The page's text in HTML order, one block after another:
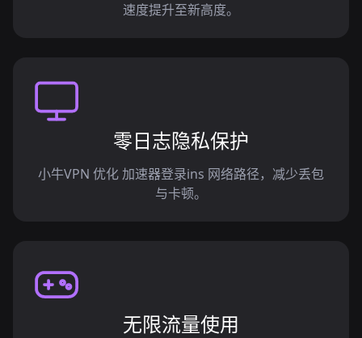
速度提升至新高度。
零日志隐私保护
小牛VPN 优化 加速器登录ins 网络路径，减少丢包
与卡顿。
无限流量使用